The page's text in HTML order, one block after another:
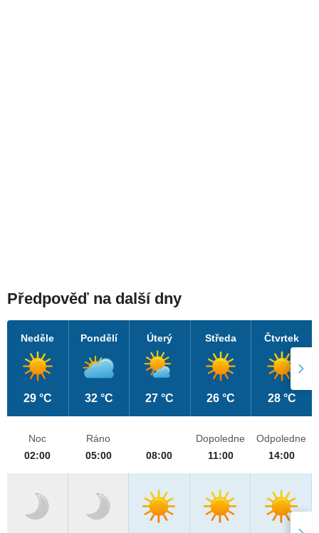
Předpověď na další dny
Neděle
29 °C
Pondělí
32 °C
Úterý
27 °C
Středa
26 °C
Čtvrtek
28 °C
Noc
02:00
Ráno
05:00
08:00
Dopoledne
11:00
Odpoledne
14:00